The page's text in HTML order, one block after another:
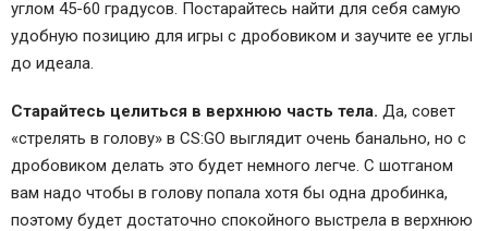
углом 45-60 градусов. Постарайтесь найти для себя самую
удобную позицию для игры с дробовиком и заучите ее углы
до идеала.
Старайтесь целиться в верхнюю часть тела. Да, совет
«стрелять в голову» в CS:GO выглядит очень банально, но с
дробовиком делать это будет немного легче. С шотганом
вам надо чтобы в голову попала хотя бы одна дробинка,
поэтому будет достаточно спокойного выстрела в верхнюю